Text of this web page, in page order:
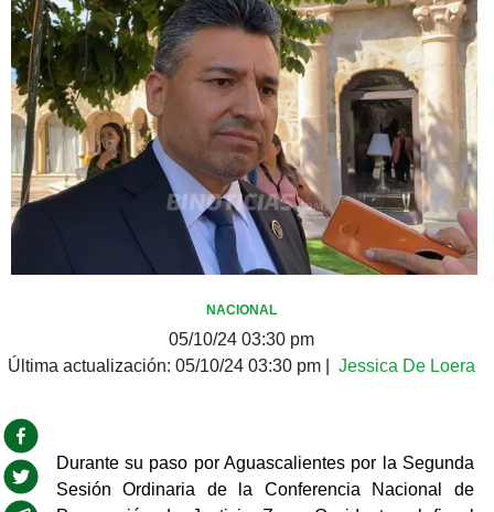
NACIONAL
05/10/24 03:30 pm
Última actualización: 05/10/24 03:30 pm Jessica De Loera
Durante su paso por Aguascalientes por la Segunda
Sesión Ordinaria de la Conferencia Nacional de